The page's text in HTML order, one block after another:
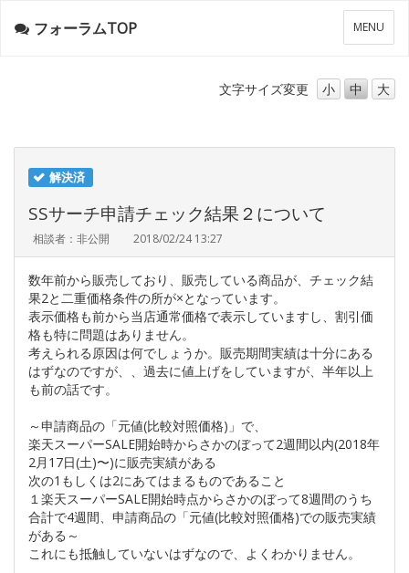
メ
ニ
ー
MENU
フォーラムTOP
文字サイズ変更 小 中 大
解決済
SSサーチ申請チェック結果２について
相談者：非公開 2018/02/24 13:27
数年前から販売しており、販売している商品が、チェック結
果2と二重価格条件の所が×となっています。
表示価格も前から当店通常価格で表示していますし、割引価
格も特に問題はありません。
考えられる原因は何でしょうか。販売期間実績は十分にある
はずなのですが、、過去に値上げをしていますが、半年以上
も前の話です。
～申請商品の「元値(比較対照価格)」で、
楽天スーパーSALE開始時からさかのぼって2週間以内(2018年
2月17日(土)〜)に販売実績がある
次の1もしくは2にあてはまるものであること
１楽天スーパーSALE開始時点からさかのぼって8週間のうち
合計で4週間、申請商品の「元値(比較対照価格)での販売実績
がある～
これにも抵触していないはずなので、よくわかりません。